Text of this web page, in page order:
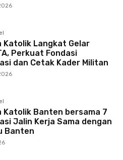
Katolik Langkat Gelar
Perkuat Fondasi
dan Cetak Kader Militan
Katolik Banten bersama 7
Jalin Kerja Sama dengan
Banten